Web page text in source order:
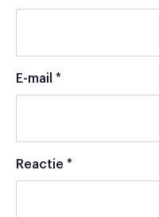
E-mail *
Reactie *